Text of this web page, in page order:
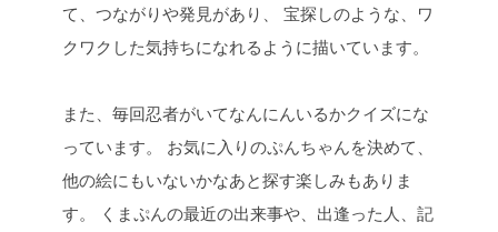
て、つながりや発見があり、 宝探しのような、ワ
クワクした気持ちになれるように描いています。
また、毎回忍者がいてなんにんいるかクイズにな
っています。 お気に入りのぷんちゃんを決めて、
他の絵にもいないかなあと探す楽しみもありま
す。 くまぷんの最近の出来事や、出逢った人、記